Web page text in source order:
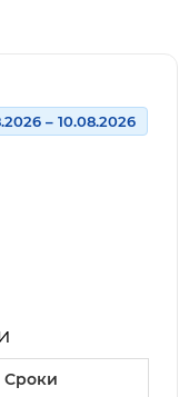
– 10.08.2026
Сроки